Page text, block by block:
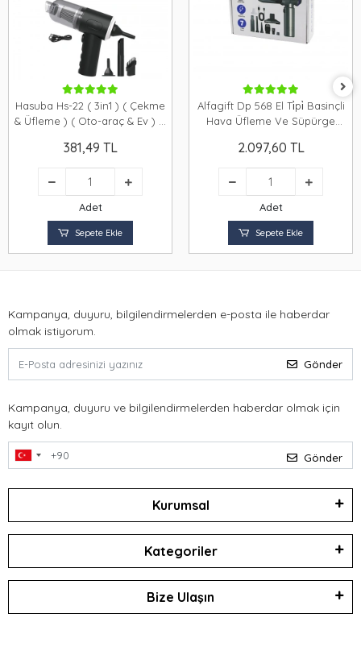
Hasuba Hs-22 ( 3in1 ) ( Çekme
& Üfleme ) ( Oto-araç & Ev ) El
Mini & Taşınabilir )i*80
381,49 TL
Adet
Sepete Ekle
Alfagift Dp 568 El Ti̇pi̇ Basinçli
Hava Üfleme Ve Süpürge
2.097,60 TL
Adet
Sepete Ekle
Kampanya, duyuru, bilgilendirmelerden e-posta ile haberdar
olmak istiyorum.
Gönder
Kampanya, duyuru ve bilgilendirmelerden haberdar olmak için
kayıt olun.
Gönder
Kurumsal
Kategoriler
Bize Ulaşın